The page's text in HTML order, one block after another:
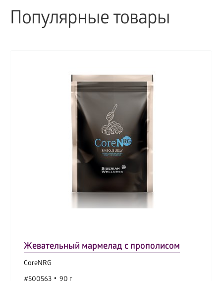
Популярные товары
Жевательный мармелад с прополисом
CoreNRG